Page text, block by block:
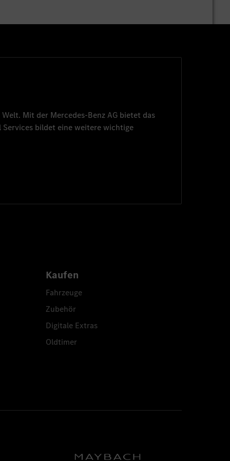
Mit der Mercedes-Benz AG bietet das
Services bildet eine weitere wichtige
Kaufen
Fahrzeuge
Zubehör
Digitale Extras
Oldtimer